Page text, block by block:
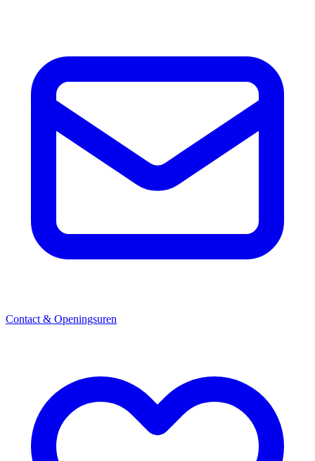
Contact & Openingsuren